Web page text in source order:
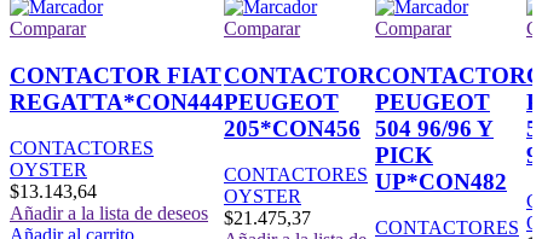
Comparar
CONTACTOR FIAT
REGATTA*CON444
CONTACTORES
OYSTER
$13.143,64
Añadir a la lista de deseos
Comparar
CONTACTOR
PEUGEOT
205*CON456
CONTACTORES
OYSTER
$21.475,37
Comparar
CONTACTOR
PEUGEOT
504 96/96 Y
PICK
UP*CON482
CONTACTORES